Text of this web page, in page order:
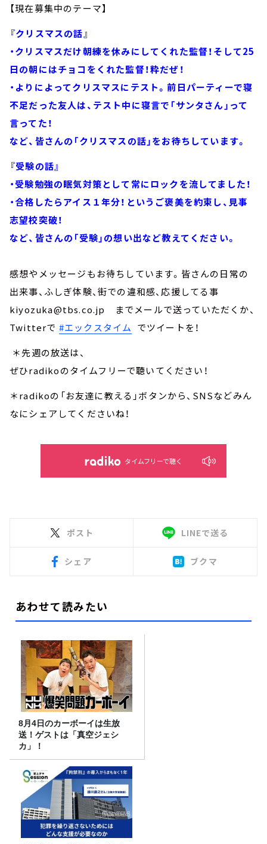
【現在募集中のテーマ】
『クリスマスの話』
・クリスマスだけ朝練を休みにしてくれた監督！そして25
日の朝にはチョコをくれた監督！粋だぜ！
・よりによってクリスマスにテスト。前日パーティーで寝
不足だった友人は、テスト中に寝言で「サンタさん」って
言ってた！
など、皆さんの「クリスマスの話」をお待ちしています。
『受験の話』
・受験勉強の眠気対策として常にロックを流してました！
・合格したらアイス１年分！というご褒美を約束し、見事
志望校突破！
など、皆さんの「受験」の想い出など教えてください。
感想やメッセージもお待ちしています。皆さんの日常の
出来事、ふしぎ体験、街での違和感、応援してる事
kiyozuka@tbs.co.jp までメールで送っていただくか、
Twitterで #エックスタイム でツイートを！
＊先週の放送は、
ぜひradikoのタイムフリーで聴いてください！
＊radikoの「お友達に教える」ボタンから、SNSなどみん
なにシェアしてくださいね！
タイムフリーで聴く
ポスト LINEで送る
シェア ブクマ
あわせて読みたい
8月4日のカーボーイは生放
送！ゲストは「真空ジェシ
カ」！